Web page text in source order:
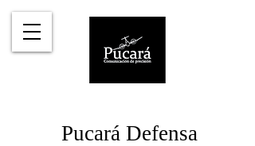
Pucará Defensa